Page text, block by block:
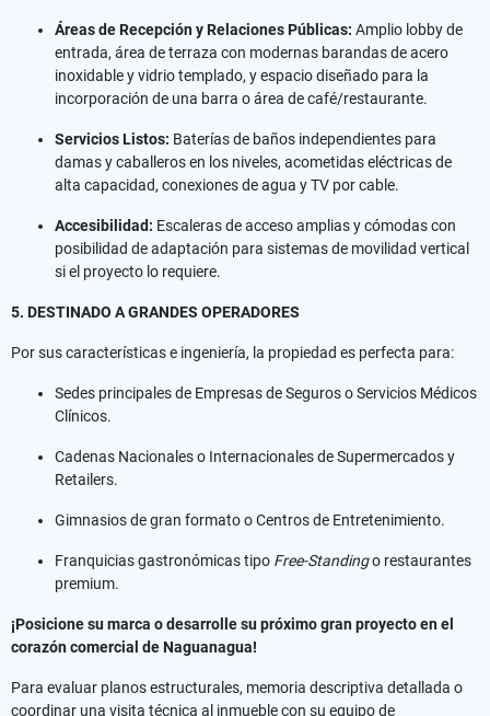
Áreas de Recepción y Relaciones Públicas: Amplio lobby de
entrada, área de terraza con modernas barandas de acero
inoxidable y vidrio templado, y espacio diseñado para la
incorporación de una barra o área de café/restaurante.
Servicios Listos: Baterías de baños independientes para
damas y caballeros en los niveles, acometidas eléctricas de
alta capacidad, conexiones de agua y TV por cable.
Accesibilidad: Escaleras de acceso amplias y cómodas con
posibilidad de adaptación para sistemas de movilidad vertical
si el proyecto lo requiere.
5. DESTINADO A GRANDES OPERADORES
Por sus características e ingeniería, la propiedad es perfecta para:
Sedes principales de Empresas de Seguros o Servicios Médicos
Clínicos.
Cadenas Nacionales o Internacionales de Supermercados y
Retailers.
Gimnasios de gran formato o Centros de Entretenimiento.
Franquicias gastronómicas tipo Free-Standingo restaurantes
premium.
¡Posicione su marca o desarrolle su próximo gran proyecto en el
corazón comercial de Naguanagua!
Para evaluar planos estructurales, memoria descriptiva detallada o
coordinar una visita técnica al inmueble con su equipo de